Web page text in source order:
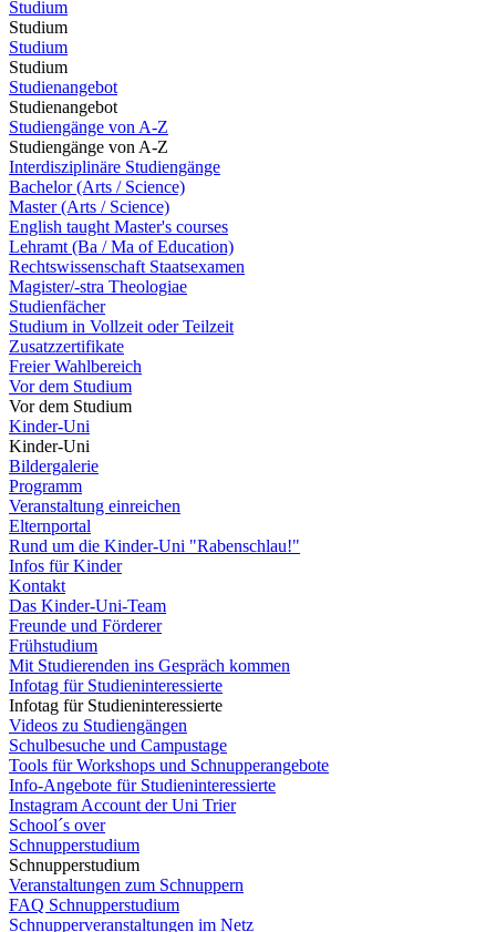
Studium
Studium
Studium
Studium
Studienangebot
Studienangebot
Studiengänge von A-Z
Studiengänge von A-Z
Interdisziplinäre Studiengänge
Bachelor (Arts / Science)
Master (Arts / Science)
English taught Master's courses
Lehramt (Ba / Ma of Education)
Rechtswissenschaft Staatsexamen
Magister/-stra Theologiae
Studienfächer
Studium in Vollzeit oder Teilzeit
Zusatzzertifikate
Freier Wahlbereich
Vor dem Studium
Vor dem Studium
Kinder-Uni
Kinder-Uni
Bildergalerie
Programm
Veranstaltung einreichen
Elternportal
Rund um die Kinder-Uni "Rabenschlau!"
Infos für Kinder
Kontakt
Das Kinder-Uni-Team
Freunde und Förderer
Frühstudium
Mit Studierenden ins Gespräch kommen
Infotag für Studieninteressierte
Infotag für Studieninteressierte
Videos zu Studiengängen
Schulbesuche und Campustage
Tools für Workshops und Schnupperangebote
Info-Angebote für Studieninteressierte
Instagram Account der Uni Trier
School´s over
Schnupperstudium
Schnupperstudium
Veranstaltungen zum Schnuppern
FAQ Schnupperstudium
Schnupperveranstaltungen im Netz